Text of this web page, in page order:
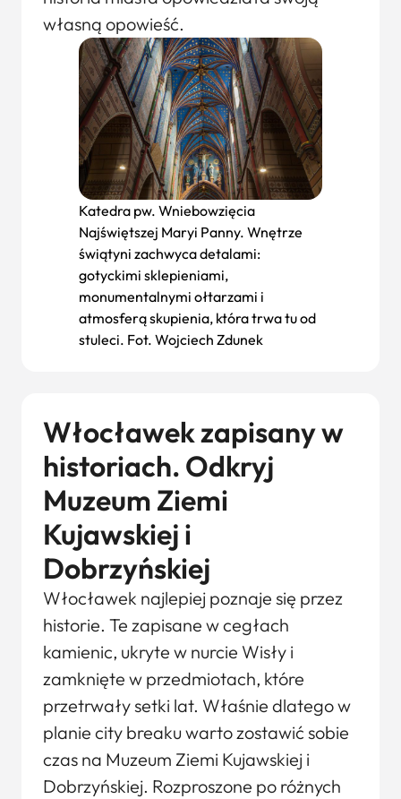
własną opowieść.
Katedra pw. Wniebowzięcia
Najświętszej Maryi Panny. Wnętrze
świątyni zachwyca detalami:
gotyckimi sklepieniami,
monumentalnymi ołtarzami i
atmosferą skupienia, która trwa tu od
stuleci. Fot. Wojciech Zdunek
Włocławek zapisany w
historiach. Odkryj
Muzeum Ziemi
Kujawskiej i
Dobrzyńskiej
Włocławek najlepiej poznaje się przez
historie. Te zapisane w cegłach
kamienic, ukryte w nurcie Wisły i
zamknięte w przedmiotach, które
przetrwały setki lat. Właśnie dlatego w
planie city breaku warto zostawić sobie
czas na Muzeum Ziemi Kujawskiej i
Dobrzyńskiej. Rozproszone po różnych